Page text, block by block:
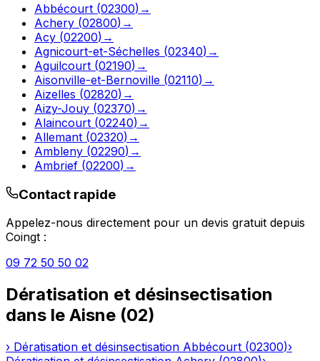
Abbécourt (02300) →
Achery (02800) →
Acy (02200) →
Agnicourt-et-Séchelles (02340) →
Aguilcourt (02190) →
Aisonville-et-Bernoville (02110) →
Aizelles (02820) →
Aizy-Jouy (02370) →
Alaincourt (02240) →
Allemant (02320) →
Ambleny (02290) →
Ambrief (02200) →
Contact rapide
Appelez-nous directement pour un devis gratuit depuis
Coingt :
09 72 50 50 02
Dératisation et désinsectisation
dans le Aisne (02)
› Dératisation et désinsectisation Abbécourt (02300)›